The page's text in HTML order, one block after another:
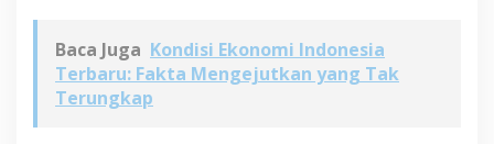
Baca Juga Kondisi Ekonomi Indonesia
Terbaru: Fakta Mengejutkan yang Tak
Terungkap